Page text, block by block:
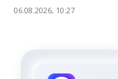
06.08.2026, 10:27